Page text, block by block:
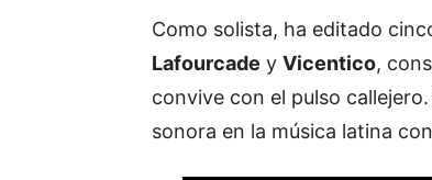
Como solista, ha editado
Lafourcade y Vicentico,
convive con el pulso
sonora en la música latina